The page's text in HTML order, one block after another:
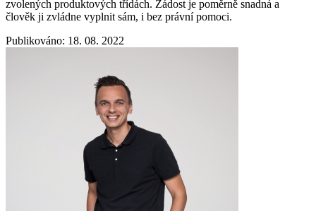
zvolených produktových třídách. Žádost je poměrně snadná a
člověk ji zvládne vyplnit sám, i bez právní pomoci.
Publikováno: 18. 08. 2022